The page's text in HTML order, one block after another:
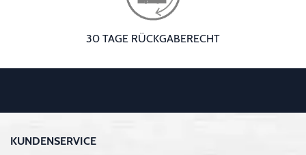
30 TAGE RÜCKGABERECHT
KUNDENSERVICE